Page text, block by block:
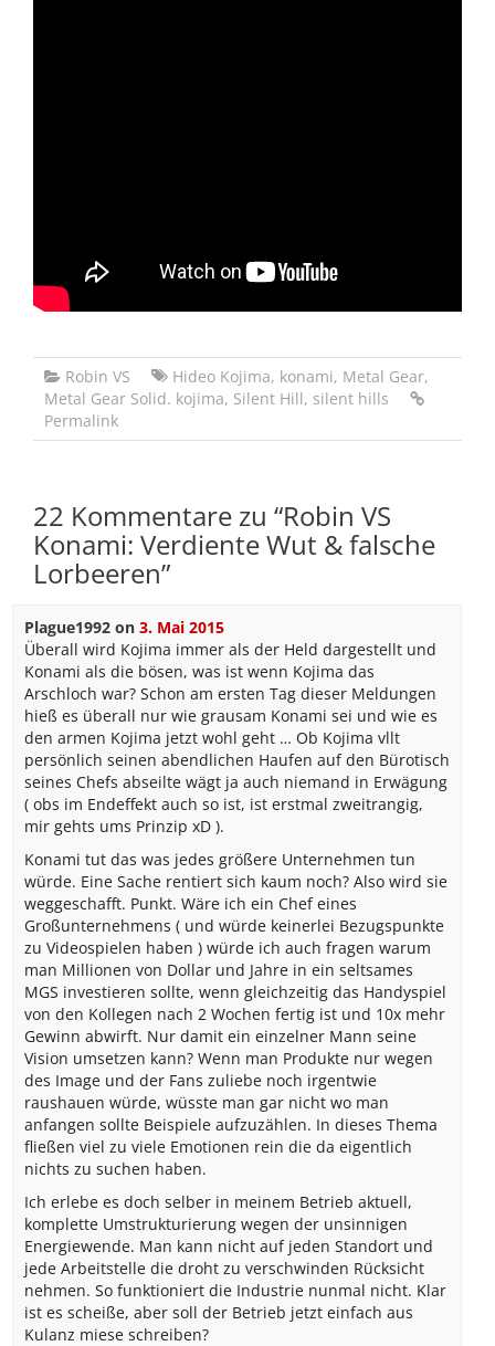
Robin VS Hideo Kojima, konami, Metal Gear,
Metal Gear Solid. kojima, Silent Hill, silent hills
Permalink
22 Kommentare zu “Robin VS
Konami: Verdiente Wut & falsche
Lorbeeren”
Plague1992on 3. Mai 2015
Überall wird Kojima immer als der Held dargestellt und
Konami als die bösen, was ist wenn Kojima das
Arschloch war? Schon am ersten Tag dieser Meldungen
hieß es überall nur wie grausam Konami sei und wie es
den armen Kojima jetzt wohl geht … Ob Kojima vllt
persönlich seinen abendlichen Haufen auf den Bürotisch
seines Chefs abseilte wägt ja auch niemand in Erwägung
( obs im Endeffekt auch so ist, ist erstmal zweitrangig,
mir gehts ums Prinzip xD ).
Konami tut das was jedes größere Unternehmen tun
würde. Eine Sache rentiert sich kaum noch? Also wird sie
weggeschafft. Punkt. Wäre ich ein Chef eines
Großunternehmens ( und würde keinerlei Bezugspunkte
zu Videospielen haben ) würde ich auch fragen warum
man Millionen von Dollar und Jahre in ein seltsames
MGS investieren sollte, wenn gleichzeitig das Handyspiel
von den Kollegen nach 2 Wochen fertig ist und 10x mehr
Gewinn abwirft. Nur damit ein einzelner Mann seine
Vision umsetzen kann? Wenn man Produkte nur wegen
des Image und der Fans zuliebe noch irgentwie
raushauen würde, wüsste man gar nicht wo man
anfangen sollte Beispiele aufzuzählen. In dieses Thema
fließen viel zu viele Emotionen rein die da eigentlich
nichts zu suchen haben.
Ich erlebe es doch selber in meinem Betrieb aktuell,
komplette Umstrukturierung wegen der unsinnigen
Energiewende. Man kann nicht auf jeden Standort und
jede Arbeitstelle die droht zu verschwinden Rücksicht
nehmen. So funktioniert die Industrie nunmal nicht. Klar
ist es scheiße, aber soll der Betrieb jetzt einfach aus
Kulanz miese schreiben?